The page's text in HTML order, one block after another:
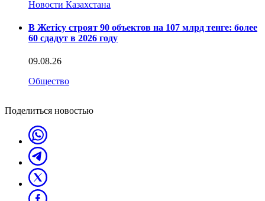
Новости Казахстана
В Жетісу строят 90 объектов на 107 млрд тенге: более
60 сдадут в 2026 году
09.08.26
Общество
Поделиться новостью